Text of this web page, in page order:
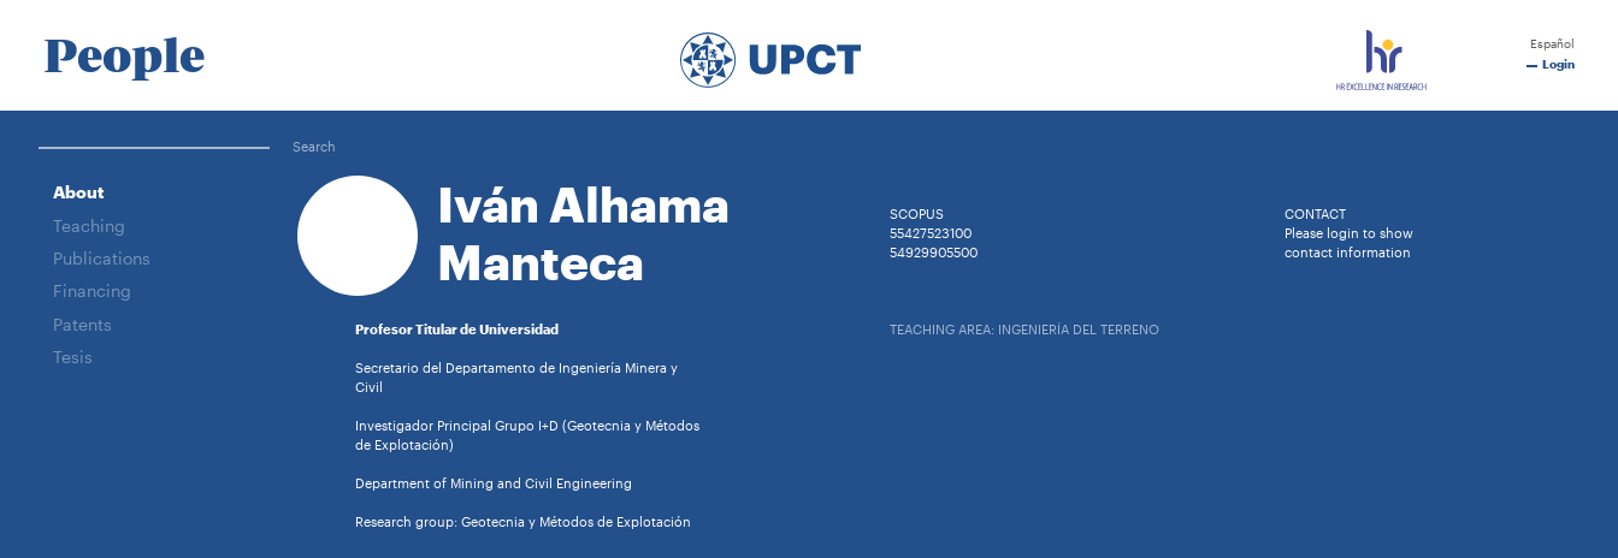
People
Español
Login
Search
About
Teaching
Publications
Financing
Patents
Tesis
Iván Alhama
Manteca
SCOPUS
55427523100
54929905500
CONTACT
Please login to show
contact information
Profesor Titular de Universidad
Secretario del Departamento de Ingeniería Minera y
Civil
Investigador Principal Grupo I+D (Geotecnia y Métodos
de Explotación)
Department of Mining and Civil Engineering
Research group: Geotecnia y Métodos de Explotación
TEACHING AREA: INGENIERÍA DEL TERRENO